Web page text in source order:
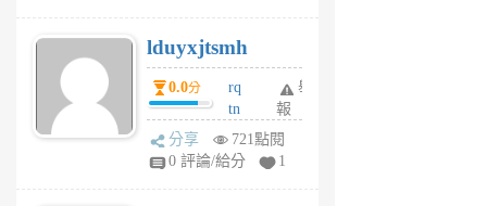
月
前
lduyxjtsmh
0.0分
rq
tn
jt
gl
舉
報
分享
721點閱
0 評論/給分
1